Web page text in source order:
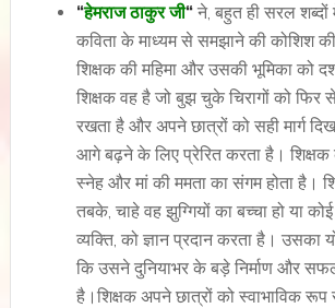
“हेमराज ठाकुर जी“ने, बहुत ही सरल
कविता के माध्यम से समझाने की कोशिश
शिक्षक की महिमा और उसकी भूमिका को
शिक्षक वह है जो बुझ चुके चिरागों को फिर
रखता है और अपने छात्रों को सही मार्ग
आगे बढ़ने के लिए प्रेरित करता है। शिक्षक
स्नेह और मां की ममता का संगम होता है।
तबके, चाहे वह झुग्गियों का बच्चा हो या
व्यक्ति, को ज्ञान प्रदान करता है। उसका
कि उसने दुनियाभर के बड़े निर्माण और सफल
है।शिक्षक अपने छात्रों को स्वाभाविक